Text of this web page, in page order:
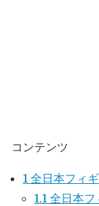
コンテンツ
1 全日本フィ
1.1 全日本フ